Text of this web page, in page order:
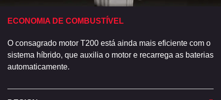
ECONOMIA DE COMBUSTÍVEL
O consagrado motor T200 está ainda mais eficiente com o
sistema híbrido, que auxilia o motor e recarrega as baterias
automaticamente.